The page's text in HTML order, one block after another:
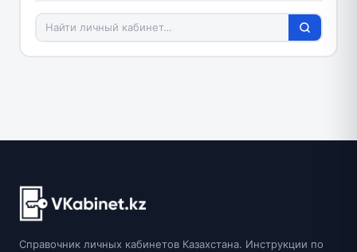
Справочник личных кабинетов Казахстана. Инструкции по